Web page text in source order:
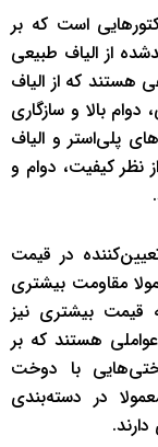
است که بر
از الیاف طبیعی
هستند که از الیاف
بالا و سازگاری
پلی‌استر و الیاف
نظر کیفیت، دوام و
در قیمت
مقاومت بیشتری
قیمت بیشتری نیز
هستند که بر
با دوخت
در دسته‌بندی